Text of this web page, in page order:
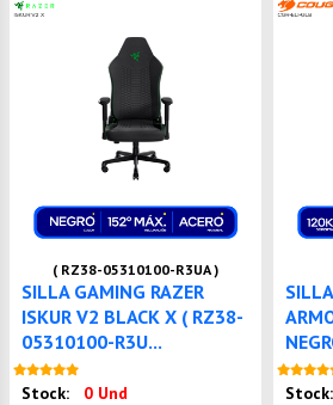
( RZ38-05310100-R3UA )
SILLA GAMING RAZER
ISKUR V2 BLACK X ( RZ38-
05310100-R3U...
Stock:
0 Und
Stock: